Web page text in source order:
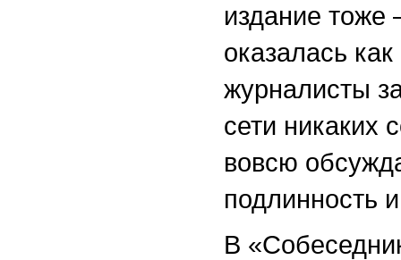
издание
оказалась
журналисты
сети никаких
вовсю
подлинность
В